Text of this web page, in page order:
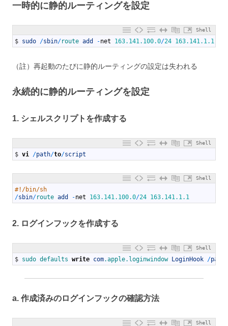
一時的に静的ルーティングを設定
Shell
$ sudo /sbin/route add -net 163.141.100.0/24 163.141.1.1
（註）再起動のたびに静的ルーティングの設定は失われる
永続的に静的ルーティングを設定
1. シェルスクリプトを作成する
Shell
$ vi /path/to/script
Shell
#!/bin/sh
/sbin/route add -net 163.141.100.0/24 163.141.1.1
2. ログインフックを作成する
Shell
$ sudo defaults write com.apple.loginwindow LoginHook /path
a. 作成済みのログインフックの確認方法
Shell